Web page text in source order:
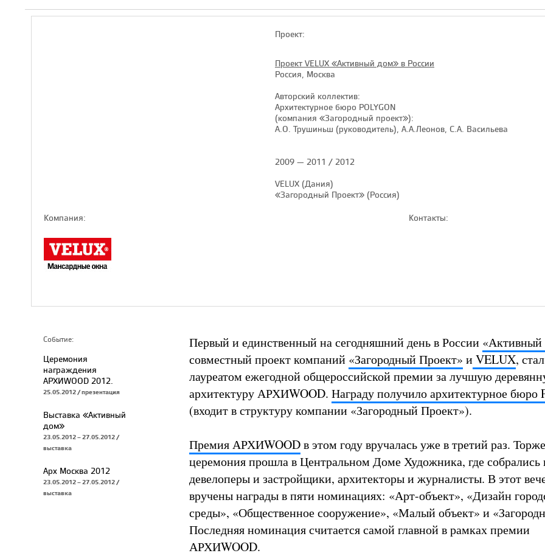
Проект:
Проект VELUX «Активный дом» в России
Россия, Москва
Авторский коллектив:
Архитектурное бюро POLYGON
(компания «Загородный проект»):
А.О. Трушиньш (руководитель), А.А.Леонов, С.А. Васильева
2009 — 2011 / 2012
VELUX (Дания)
«Загородный Проект» (Россия)
Компaния:
Контакты:
Событие:
Церемония
награждения
АРХИWOOD 2012.
25.05.2012 / презентация
Выставка «Активный
дом»
23.05.2012 – 27.05.2012 /
выставка
Арх Москва 2012
23.05.2012 – 27.05.2012 /
выставка
Первый и единственный на сегодняшний день в России
совместный проект компаний «Загородный Проект» иVELUX, стал
лауреатом ежегодной общероссийской премии за лучшую
архитектуру АРХИWOOD. Награду получило архитектурное бюро
(входит в структуру компании «Загородный Проект»).
Премия АРХИWOODв этом году вручалась уже в третий раз.
церемония прошла в Центральном Доме Художника, где собрались
девелоперы и застройщики, архитекторы и журналисты. В этот
вручены награды в пяти номинациях: «Арт-объект», «Дизайн
среды», «Общественное сооружение», «Малый объект» и
Последняя номинация считается самой главной в рамках премии
АРХИWOOD.